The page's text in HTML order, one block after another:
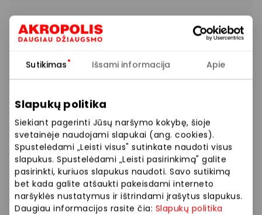
Sutikimas Išsami informacija Apie
Slapukų politika
Siekiant pagerinti Jūsų naršymo kokybę, šioje
svetainėje naudojami slapukai (ang. cookies).
Spustelėdami „Leisti visus" sutinkate naudoti visus
slapukus. Spustelėdami „Leisti pasirinkimą" galite
pasirinkti, kuriuos slapukus naudoti. Savo sutikimą
bet kada galite atšaukti pakeisdami interneto
naršyklės nustatymus ir ištrindami įrašytus slapukus.
Daugiau informacijos rasite čia: Slapukų politika